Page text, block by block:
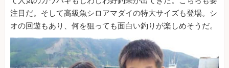
注目だ。そして高級魚シロアマダイの特大サイズも登場。シ
オの回遊もあり、何を狙っても面白い釣りが楽しめそうだ。